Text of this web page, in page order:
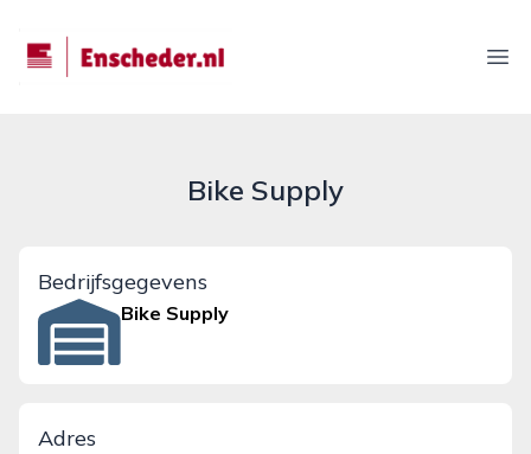
enscheder.nl
Bike Supply
Bedrijfsgegevens
Bike Supply
Adres